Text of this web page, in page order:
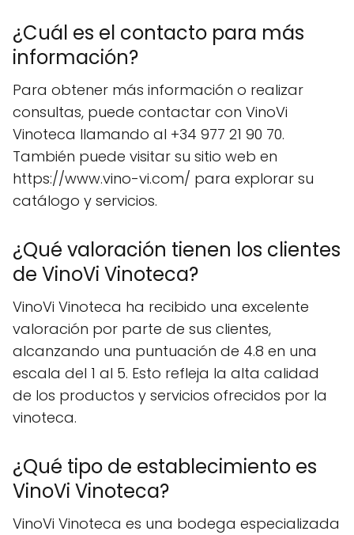
¿Cuál es el contacto para más
información?
Para obtener más información o realizar
consultas, puede contactar con VinoVi
Vinoteca llamando al +34 977 21 90 70.
También puede visitar su sitio web en
https://www.vino-vi.com/ para explorar su
catálogo y servicios.
¿Qué valoración tienen los clientes
de VinoVi Vinoteca?
VinoVi Vinoteca ha recibido una excelente
valoración por parte de sus clientes,
alcanzando una puntuación de 4.8 en una
escala del 1 al 5. Esto refleja la alta calidad
de los productos y servicios ofrecidos por la
vinoteca.
¿Qué tipo de establecimiento es
VinoVi Vinoteca?
VinoVi Vinoteca es una bodega especializada